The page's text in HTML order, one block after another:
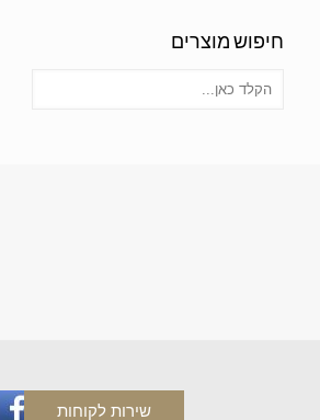
חיפוש מוצרים
שירות לקוחות